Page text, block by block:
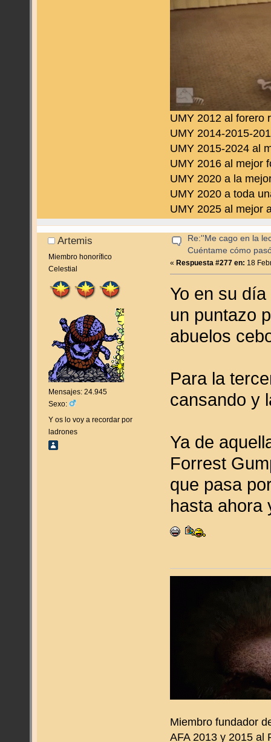
UMY 2012 al forero
UMY 2014-2015-
UMY 2015-2024 al
UMY 2016 al mejor
UMY 2020 a la
UMY 2020 a toda
UMY 2025 al mejor
Artemis
Miembro honorífico
Celestial
Mensajes: 24.945
Sexo:
Y os lo voy a recordar por
ladrones
Re:''Me cago en la
Cuéntame cómo
«Respuesta #277 en: 18
Yo en su
un puntazo
abuelos
Para la
cansando y
Ya de
Forrest
que pasa
hasta ahora
Miembro fundador
AFA 2013 y 2015 al